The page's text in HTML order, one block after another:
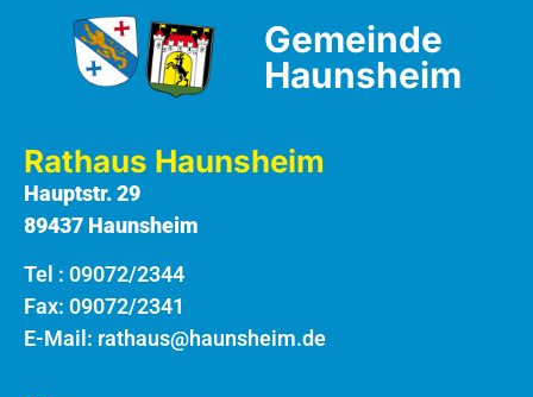
Gemeinde
Haunsheim
Rathaus Haunsheim
Hauptstr. 29
89437 Haunsheim
Tel : 09072/2344
Fax: 09072/2341
E-Mail: rathaus@haunsheim.de